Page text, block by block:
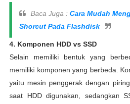
Baca Juga : Cara Mudah
Shorcut Pada Flashdisk
4. Komponen HDD vs SSD
Selain memiliki bentuk yang
memiliki komponen yang berbeda.
yaitu mesin penggerak dengan
saat HDD digunakan, sedangkan